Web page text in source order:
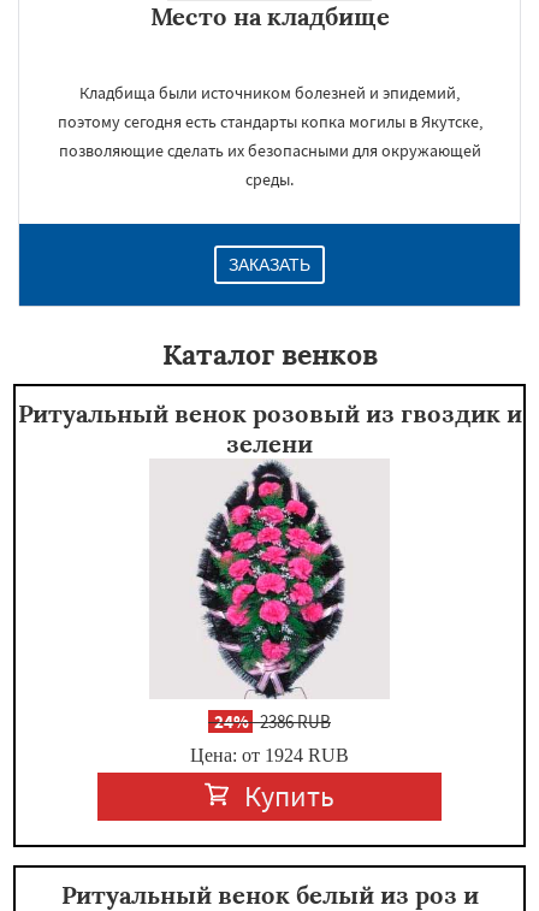
Место на кладбище
Кладбища были источником болезней и эпидемий,
поэтому сегодня есть стандарты копка могилы в Якутске,
позволяющие сделать их безопасными для окружающей
среды.
ЗАКАЗАТЬ
Каталог венков
Ритуальный венок розовый из гвоздик и
зелени
-24%2386 RUB
Цена: от 1924 RUB
Купить
Ритуальный венок белый из роз и